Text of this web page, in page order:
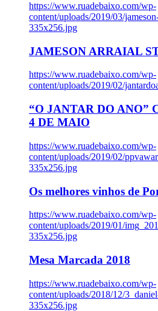
https://www.ruadebaixo.com/wp-
content/uploads/2019/03/
335x256.jpg
JAMESON ARRAIAL
https://www.ruadebaixo.com/wp-
content/uploads/2019/02/
“O JANTAR DO ANO”
4 DE MAIO
https://www.ruadebaixo.com/wp-
content/uploads/2019/02/
335x256.jpg
Os melhores vinhos de
https://www.ruadebaixo.com/wp-
content/uploads/2019/01/
335x256.jpg
Mesa Marcada 2018
https://www.ruadebaixo.com/wp-
content/uploads/2018/12/
335x256.jpg